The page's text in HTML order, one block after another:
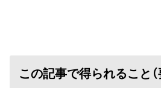
この記事で得られること（